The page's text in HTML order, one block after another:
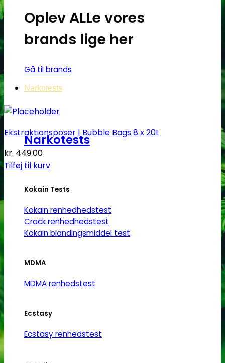
Oplev ALLe vores
brands lige her
Gå til brands
Narkotests
Narkotests
Kokain Tests
Kokain renhedhedstest
Crack renhedhedstest
Kokain blandingsmiddel test
MDMA
MDMA renhedstest
Ecstasy
Ecstasy renhedstest
Ekstraktionsposer | Bubble Bags 8 x 20L
kr. 449.00
Tilføj til kurv